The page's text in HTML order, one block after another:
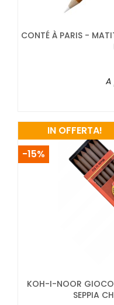
CONTÉ À PARIS -
KOH-I-NOOR
SEPPIA
IN OFFERTA!
-15%